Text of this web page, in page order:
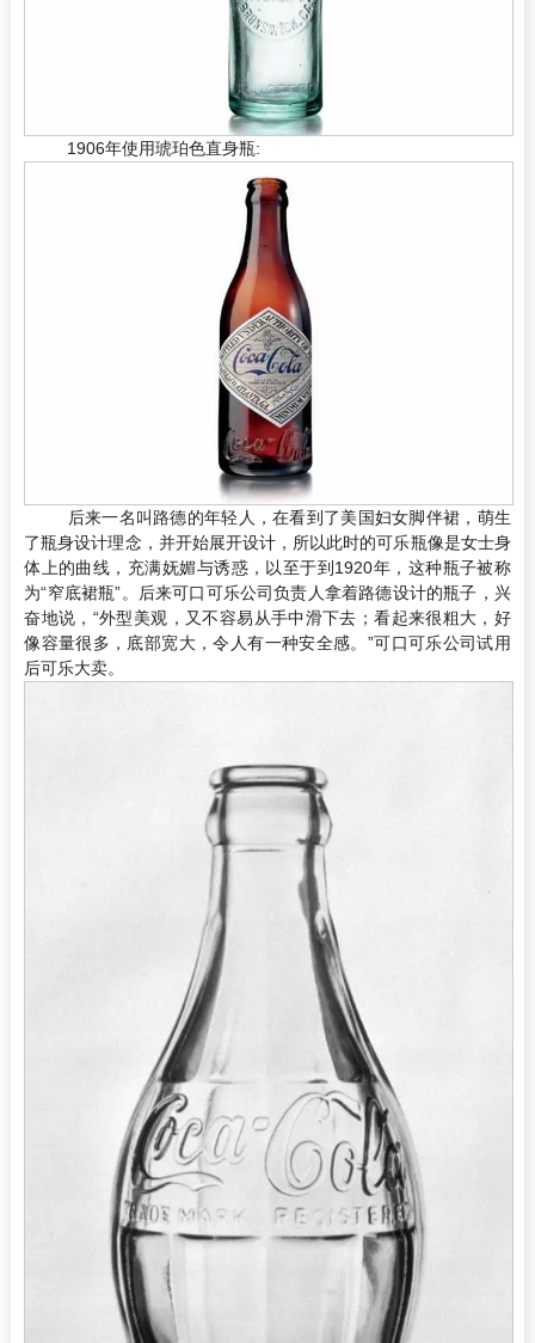
1906年使用琥珀色直身瓶:
后来一名叫路德的年轻人，在看到了美国妇女脚伴裙，萌生
了瓶身设计理念，并开始展开设计，所以此时的可乐瓶像是女士身
体上的曲线，充满妩媚与诱惑，以至于到1920年，这种瓶子被称
为“窄底裙瓶”。后来可口可乐公司负责人拿着路德设计的瓶子，兴
奋地说，“外型美观，又不容易从手中滑下去；看起来很粗大，好
像容量很多，底部宽大，令人有一种安全感。”可口可乐公司试用
后可乐大卖。